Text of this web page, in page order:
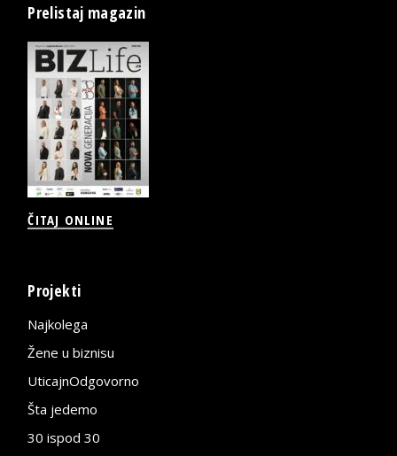
Prelistaj magazin
ČITAJ ONLINE
Projekti
Najkolega
Žene u biznisu
UticajnOdgovorno
Šta jedemo
30 ispod 30